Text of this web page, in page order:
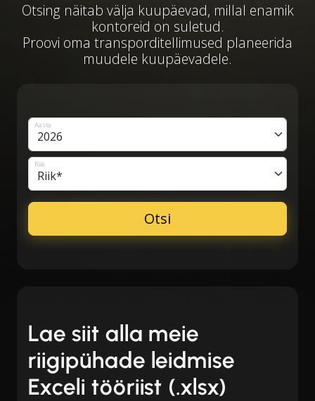
Otsing näitab välja kuupäevad, millal enamik
kontoreid on suletud.
Proovi oma transporditellimused planeerida
muudele kuupäevadele.
Aasta
Riik
Lae siit alla meie
riigipühade leidmise
Exceli tööriist (.xlsx)